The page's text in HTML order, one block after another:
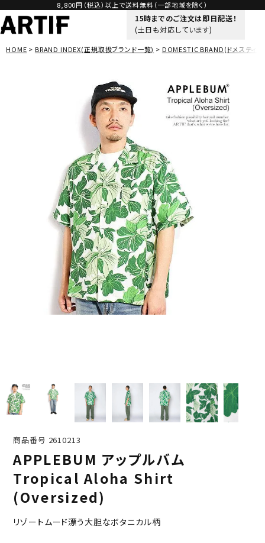
8,800円（税込）以上で送料無料（一部地域を除く）
15時までのご注文は即日配送！
(土日も対応しています)
HOME BRAND INDEX(正規取扱ブランド一覧) DOMESTIC BRAND(ドメスティッ
商品番号 2610213
APPLEBUM アップルバム
Tropical Aloha Shirt
(Oversized)
リゾートムード漂う大胆なボタニカル柄